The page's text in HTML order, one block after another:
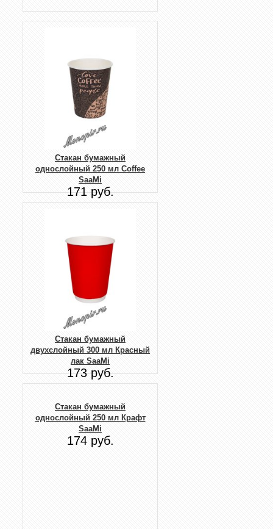
Стакан бумажный
однослойный 250 мл Coffee
SaaMi
171 руб.
Стакан бумажный
двухслойный 300 мл Красный
лак SaaMi
173 руб.
Стакан бумажный
однослойный 250 мл Крафт
SaaMi
174 руб.